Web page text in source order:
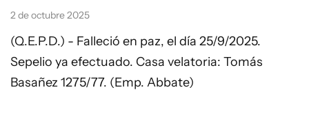
2 de octubre 2025
(Q.E.P.D.) - Falleció en paz, el día 25/9/2025.
Sepelio ya efectuado. Casa velatoria: Tomás
Basañez 1275/77. (Emp. Abbate)